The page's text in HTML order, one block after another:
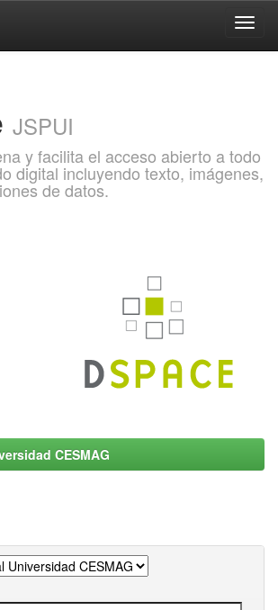
JSPUI
y facilita el acceso abierto a todo
digital incluyendo texto, imágenes,
de datos.
CESMAG